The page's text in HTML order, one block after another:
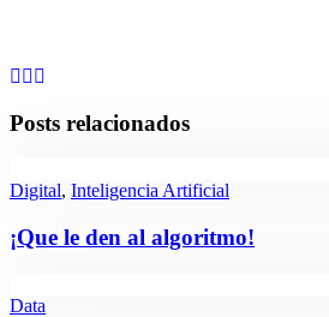
Posts relacionados
Digital, Inteligencia Artificial
¡Que le den al algoritmo!
Data